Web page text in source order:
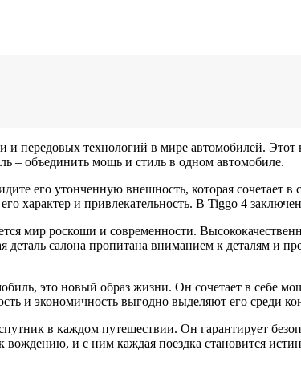
и передовых технологий в мире автомобилей.
– объединить мощь и стиль в одном автомобиле.
его утонченную внешность, которая
характер и привлекательность. В Tiggo 4
мир роскоши и современности.
салона пропитана вниманием к деталям и
это новый образ жизни. Он сочетает в себе
и экономичность выгодно выделяют его среди
в каждом путешествии. Он гарантирует
вождению, и с ним каждая поездка становится